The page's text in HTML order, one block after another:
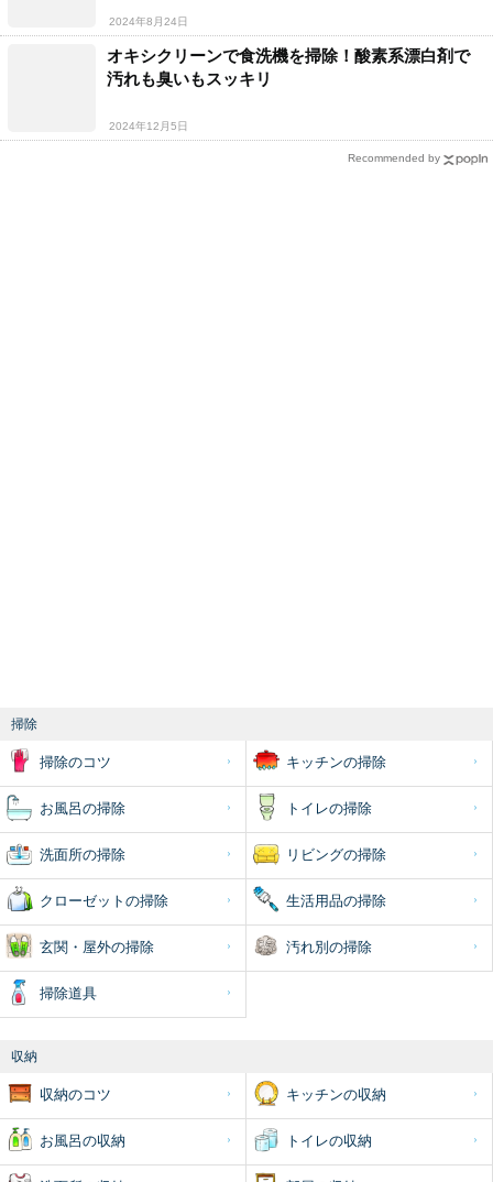
2024年8月24日
オキシクリーンで食洗機を掃除！酸素系漂白剤で
汚れも臭いもスッキリ
2024年12月5日
Recommended by
掃除
掃除のコツ キッチンの掃除
お風呂の掃除 トイレの掃除
洗面所の掃除 リビングの掃除
クローゼットの掃除 生活用品の掃除
玄関・屋外の掃除 汚れ別の掃除
掃除道具
収納
収納のコツ キッチンの収納
お風呂の収納 トイレの収納